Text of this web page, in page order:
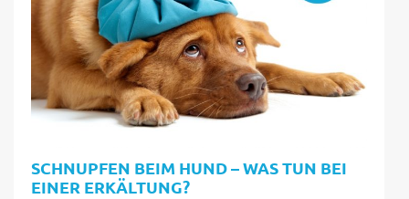
SCHNUPFEN BEIM HUND – WAS TUN BEI
EINER ERKÄLTUNG?